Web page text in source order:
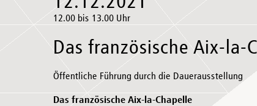
12.00 bis 13.00 Uhr
Das französische Aix-la-
Öffentliche Führung durch die Dauerausstellung
Das französische Aix-la-Chapelle